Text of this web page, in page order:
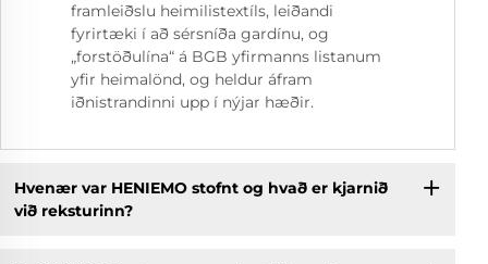
framleiðslu heimilistextíls, leiðandi
fyrirtæki í að sérsníða gardínu, og
„forstöðulína“ á BGB yfirmanns listanum
yfir heimalönd, og heldur áfram
iðnistrandinni upp í nýjar hæðir.
Hvenær var HENIEMO stofnt og hvað er kjarnið
við reksturinn?